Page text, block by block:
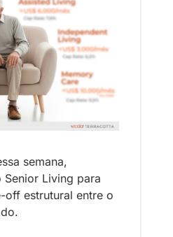
semana,
Senior Living para
off estrutural entre o